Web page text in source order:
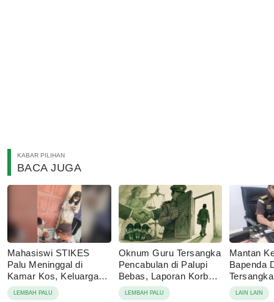
KABAR PILIHAN
BACA JUGA
Mahasiswi STIKES
Palu Meninggal di
Kamar Kos, Keluarga
Tolak Autopsi
LEMBAH PALU
Oknum Guru Tersangka
Pencabulan di Palupi
Bebas, Laporan Korban
Berujung Damai
LEMBAH PALU
Mantan
Bapenda
Korupsi
LAIN LAIN